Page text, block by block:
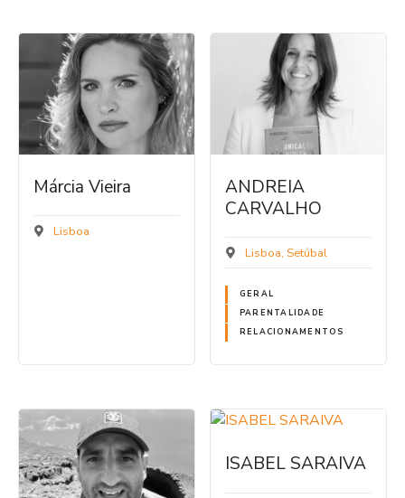
Márcia Vieira
Lisboa
ANDREIA
CARVALHO
Lisboa Setúbal
GERAL
PARENTALIDADE
RELACIONAMENTOS
ISABEL SARAIVA